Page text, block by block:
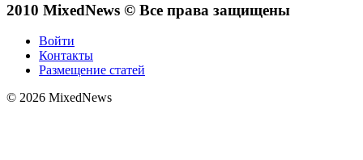
2010 MixedNews © Все права защищены
Войти
Контакты
Размещение статей
© 2026 MixedNews